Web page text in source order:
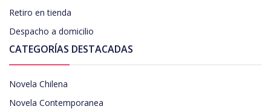
Retiro en tienda
Despacho a domicilio
CATEGORÍAS DESTACADAS
Novela Chilena
Novela Contemporanea